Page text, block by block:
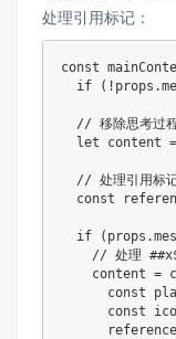
处理引用标记：
const
if
( ! props .
// 移除思考过
let content =
// 处理引用标
const
if ( props .
// 处理
    content
=
const
const